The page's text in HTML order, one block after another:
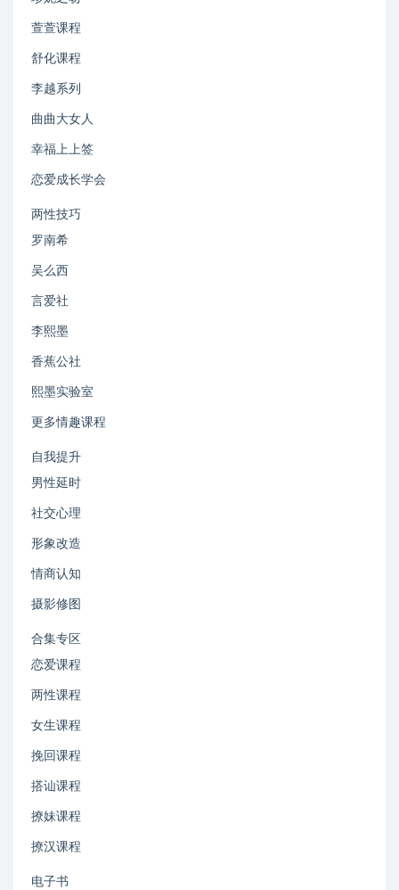
萱萱课程
舒化课程
李越系列
曲曲大女人
幸福上上签
恋爱成长学会
两性技巧
罗南希
吴么西
言爱社
李熙墨
香蕉公社
熙墨实验室
更多情趣课程
自我提升
男性延时
社交心理
形象改造
情商认知
摄影修图
合集专区
恋爱课程
两性课程
女生课程
挽回课程
搭讪课程
撩妹课程
撩汉课程
电子书